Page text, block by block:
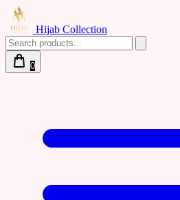
Hijab Collection
0